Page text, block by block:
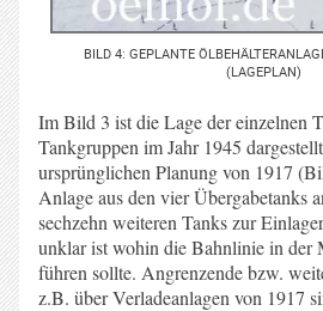
BILD 4: GEPLANTE
(LAGEPLAN)
Im Bild 3 ist die Lage der einzelnen
Tankgruppen im Jahr 1945
ursprünglichen Planung von 1917
Anlage aus den vier Übergabetanks
sechzehn weiteren Tanks zur
unklar ist wohin die Bahnlinie in der
führen sollte. Angrenzende bzw.
z.B. über Verladeanlagen von 1917